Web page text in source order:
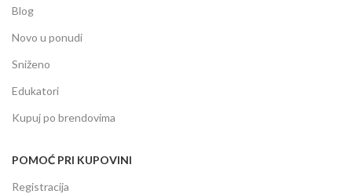
Blog
Novo u ponudi
Sniženo
Edukatori
Kupuj po brendovima
POMOĆ PRI KUPOVINI
Registracija